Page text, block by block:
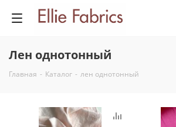
Лен однотонный
Главная - Каталог - лен однотонный